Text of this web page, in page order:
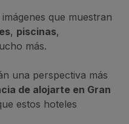
que muestran
, piscinas,
más.
una perspectiva más
de alojarte en Gran
estos hoteles